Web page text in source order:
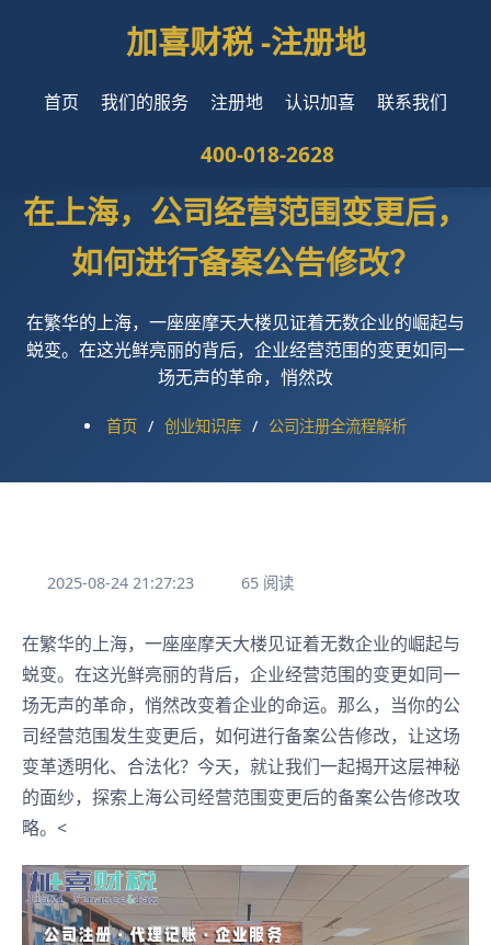
加喜财税 -注册地
首页 我们的服务 注册地 认识加喜 联系我们
400-018-2628
在上海，公司经营范围变更后，
如何进行备案公告修改？
在繁华的上海，一座座摩天大楼见证着无数企业的崛起与
蜕变。在这光鲜亮丽的背后，企业经营范围的变更如同一
场无声的革命，悄然改
首页 / 创业知识库 / 公司注册全流程解析
2025-08-24 21:27:23 65 阅读
在繁华的上海，一座座摩天大楼见证着无数企业的崛起与
蜕变。在这光鲜亮丽的背后，企业经营范围的变更如同一
场无声的革命，悄然改变着企业的命运。那么，当你的公
司经营范围发生变更后，如何进行备案公告修改，让这场
变革透明化、合法化？今天，就让我们一起揭开这层神秘
的面纱，探索上海公司经营范围变更后的备案公告修改攻
略。<